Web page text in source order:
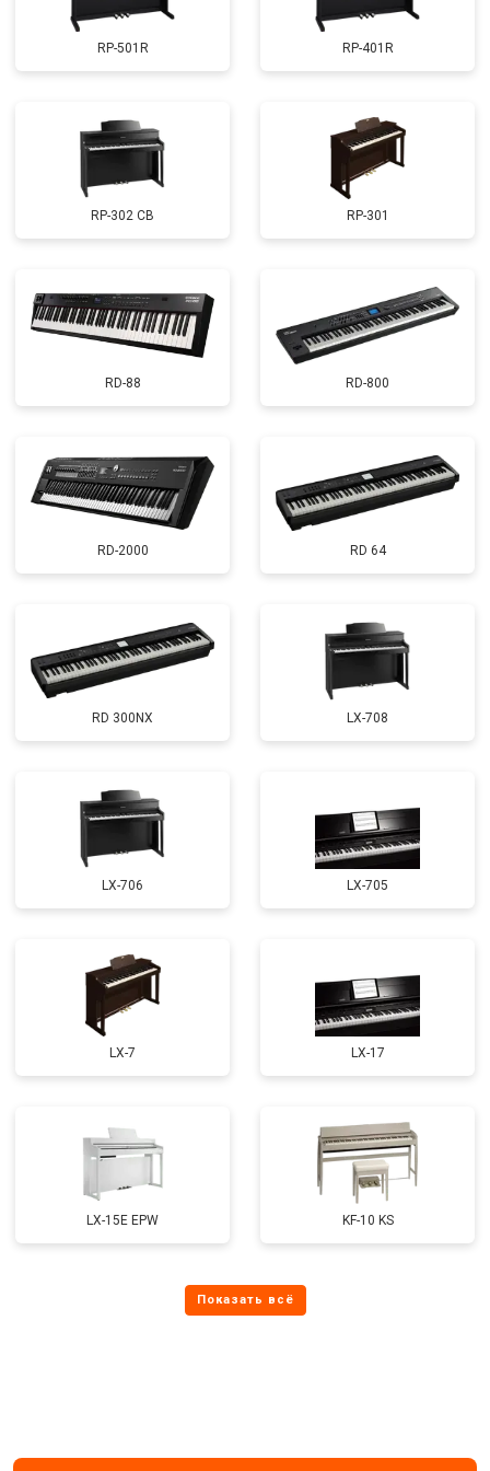
RP-501R RP-401R
RP-302 CB RP-301
RD-88 RD-800
RD-2000 RD 64
RD 300NX LX-708
LX-706 LX-705
LX-7 LX-17
LX-15E EPW KF-10 KS